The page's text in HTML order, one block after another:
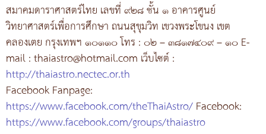
สมาคมดาราศาสตร์ไทย เลขที่ ๙๒๘ ชั้น ๑ อาคารศูนย์
วิทยาศาสตร์เพื่อการศึกษา ถนนสุขุมวิท เขวงพระโขนง เขต
คลองเตย กรุงเทพฯ ๑๐๑๑๐ โทร : ๐๒ – ๓๘๑๗๔๐๙ – ๑๐ E-
mail : thaiastro@hotmail.com เว็บไซต์ :
http://thaiastro.nectec.or.th
Facebook Fanpage:
https://www.facebook.com/theThaiAstro/Facebook:
https://www.facebook.com/groups/thaiastro